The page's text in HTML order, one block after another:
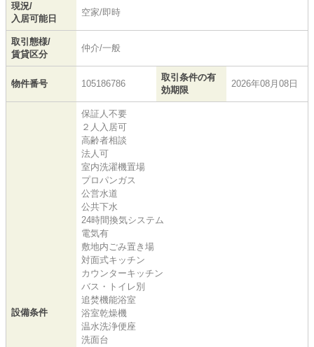
現況/
入居可能日
空家/即時
取引態様/
賃貸区分
仲介/一般
物件番号 105186786
取引条件の有
効期限
2026年08月08日
設備条件
保証人不要
２人入居可
高齢者相談
法人可
室内洗濯機置場
プロパンガス
公営水道
公共下水
24時間換気システム
電気有
敷地内ごみ置き場
対面式キッチン
カウンターキッチン
バス・トイレ別
追焚機能浴室
浴室乾燥機
温水洗浄便座
洗面台